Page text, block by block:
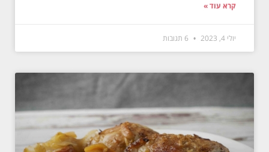
קרא עוד »
יולי 4, 2023